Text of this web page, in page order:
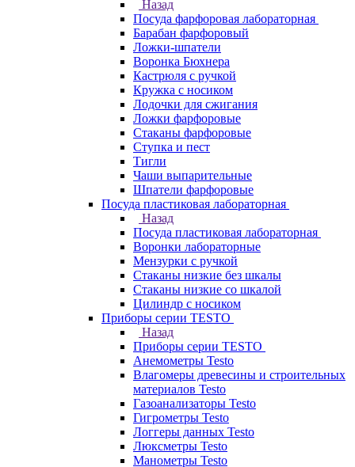
Назад
Посуда фарфоровая лабораторная
Барабан фарфоровый
Ложки-шпатели
Воронка Бюхнера
Кастрюля с ручкой
Кружка с носиком
Лодочки для сжигания
Ложки фарфоровые
Стаканы фарфоровые
Ступка и пест
Тигли
Чаши выпарительные
Шпатели фарфоровые
Посуда пластиковая лабораторная
Назад
Посуда пластиковая лабораторная
Воронки лабораторные
Мензурки с ручкой
Стаканы низкие без шкалы
Стаканы низкие со шкалой
Цилиндр с носиком
Приборы серии TESTO
Назад
Приборы серии TESTO
Анемометры Testo
Влагомеры древесины и строительных
материалов Testo
Газоанализаторы Testo
Гигрометры Testo
Логгеры данных Testo
Люксметры Testo
Манометры Testo